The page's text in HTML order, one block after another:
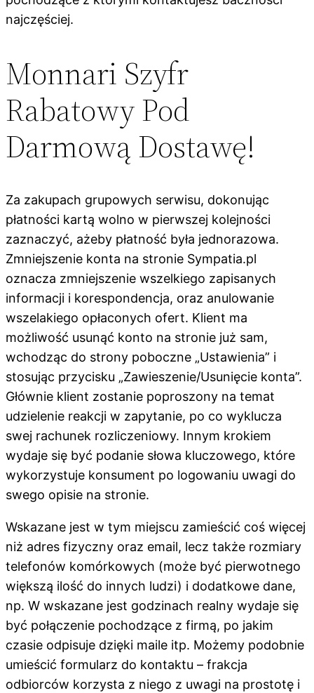
najczęściej.
Monnari Szyfr
Rabatowy Pod
Darmową Dostawę!
Za zakupach grupowych serwisu, dokonując
płatności kartą wolno w pierwszej kolejności
zaznaczyć, ażeby płatność była jednorazowa.
Zmniejszenie konta na stronie Sympatia.pl
oznacza zmniejszenie wszelkiego zapisanych
informacji i korespondencja, oraz anulowanie
wszelakiego opłaconych ofert. Klient ma
możliwość usunąć konto na stronie już sam,
wchodząc do strony poboczne „Ustawienia” i
stosując przycisku „Zawieszenie/Usunięcie konta”.
Głównie klient zostanie poproszony na temat
udzielenie reakcji w zapytanie, po co wyklucza
swej rachunek rozliczeniowy. Innym krokiem
wydaje się być podanie słowa kluczowego, które
wykorzystuje konsument po logowaniu uwagi do
swego opisie na stronie.
Wskazane jest w tym miejscu zamieścić coś więcej
niż adres fizyczny oraz email, lecz także rozmiary
telefonów komórkowych (może być pierwotnego
większą ilość do innych ludzi) i dodatkowe dane,
np. W wskazane jest godzinach realny wydaje się
być połączenie pochodzące z firmą, po jakim
czasie odpisuje dzięki maile itp. Możemy podobnie
umieścić formularz do kontaktu – frakcja
odbiorców korzysta z niego z uwagi na prostotę i